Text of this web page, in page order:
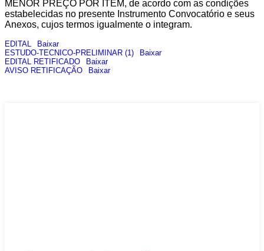
MENOR PREÇO POR ITEM, de acordo com as condições
estabelecidas no presente Instrumento Convocatório e seus
Anexos, cujos termos igualmente o integram.
EDITAL
Baixar
ESTUDO-TECNICO-PRELIMINAR (1)
Baixar
EDITAL RETIFICADO
Baixar
AVISO RETIFICAÇÃO
Baixar